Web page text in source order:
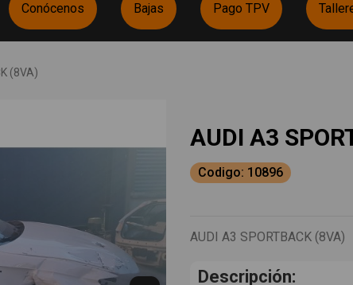
Conócenos Bajas Pago TPV
(8VA)
AUDI A3
Codigo: 10896
AUDI A3 SPORTBACK (8VA)
Descripción: